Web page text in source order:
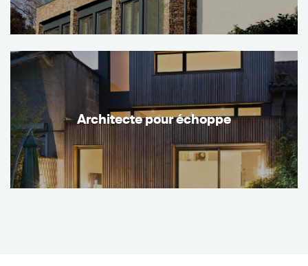
Architecte pour échoppe